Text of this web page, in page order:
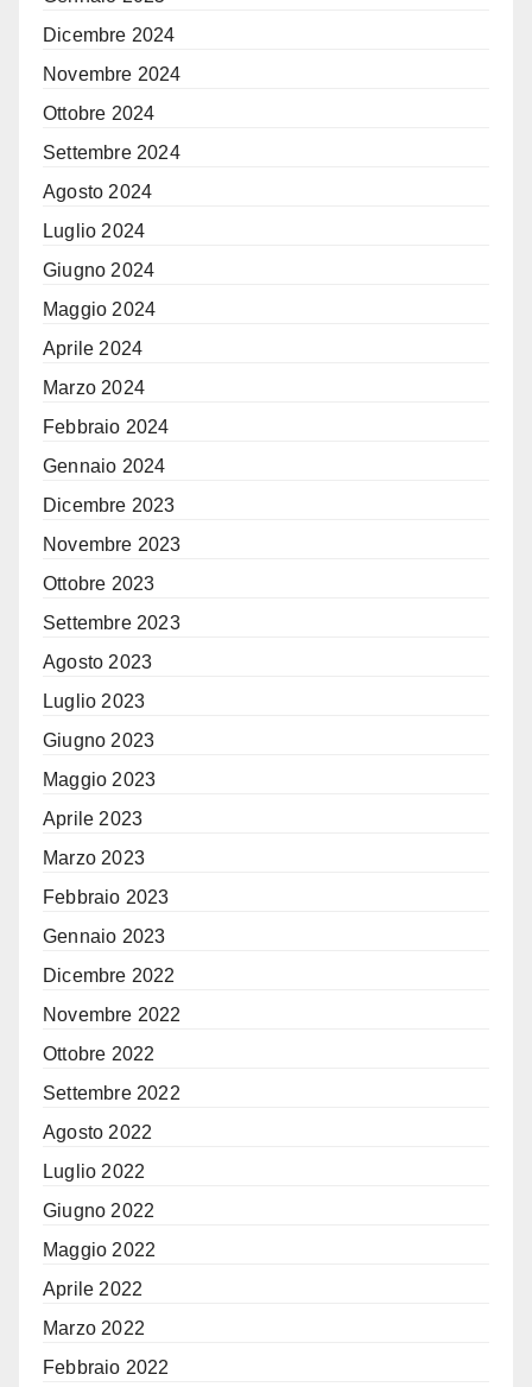
Dicembre 2024
Novembre 2024
Ottobre 2024
Settembre 2024
Agosto 2024
Luglio 2024
Giugno 2024
Maggio 2024
Aprile 2024
Marzo 2024
Febbraio 2024
Gennaio 2024
Dicembre 2023
Novembre 2023
Ottobre 2023
Settembre 2023
Agosto 2023
Luglio 2023
Giugno 2023
Maggio 2023
Aprile 2023
Marzo 2023
Febbraio 2023
Gennaio 2023
Dicembre 2022
Novembre 2022
Ottobre 2022
Settembre 2022
Agosto 2022
Luglio 2022
Giugno 2022
Maggio 2022
Aprile 2022
Marzo 2022
Febbraio 2022